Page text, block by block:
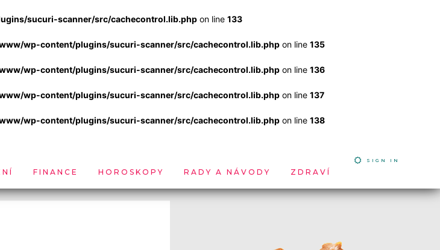
sucuri-scanner/src/cachecontrol.lib.php on line 133
wp-content/plugins/sucuri-scanner/src/cachecontrol.lib.php on line 135
wp-content/plugins/sucuri-scanner/src/cachecontrol.lib.php on line 136
wp-content/plugins/sucuri-scanner/src/cachecontrol.lib.php on line 137
wp-content/plugins/sucuri-scanner/src/cachecontrol.lib.php on line 138
FINANCE HOROSKOPY RADY A NÁVODY ZDRAVÍ
SIGN IN